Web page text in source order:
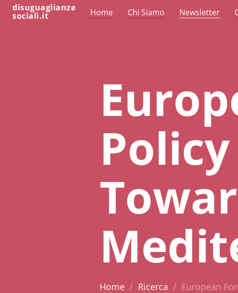
disuguaglianze
sociali.it Home Chi Siamo Newsletter
Home Ricerca European